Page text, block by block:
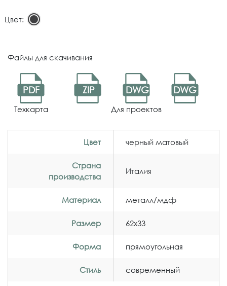
Цвет:
Файлы для скачивания
PDF
Техкарта
ZIP DWG DWG
Для проектов
Цвет черный матовый
Страна
производства
Италия
Материал металл/мдф
Размер 62x33
Форма прямоугольная
Стиль современный